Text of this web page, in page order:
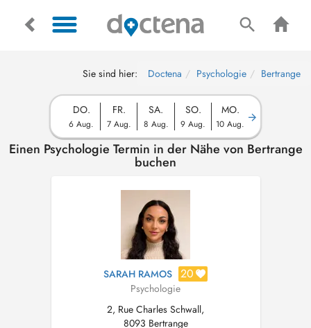
Sie sind hier: Doctena Psychologie Bertrange
DO.
6 Aug.
FR.
7 Aug.
SA.
8 Aug.
SO.
9 Aug.
MO.
10 Aug.
Einen Psychologie Termin in der Nähe von Bertrange
buchen
SARAH RAMOS 20
Psychologie
2, Rue Charles Schwall,
8093 Bertrange